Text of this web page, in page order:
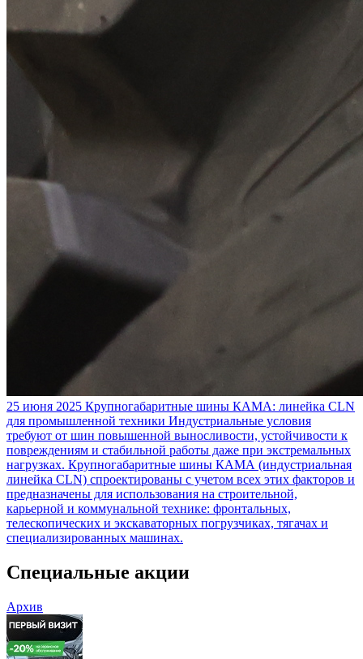
25 июня 2025 Крупногабаритные шины КАМА: линейка CLN
для промышленной техники Индустриальные условия
требуют от шин повышенной выносливости, устойчивости к
повреждениям и стабильной работы даже при экстремальных
нагрузках. Крупногабаритные шины КАМА (индустриальная
линейка CLN) спроектированы с учетом всех этих факторов и
предназначены для использования на строительной,
карьерной и коммунальной технике: фронтальных,
телескопических и экскаваторных погрузчиках, тягачах и
специализированных машинах.
Специальные акции
Архив